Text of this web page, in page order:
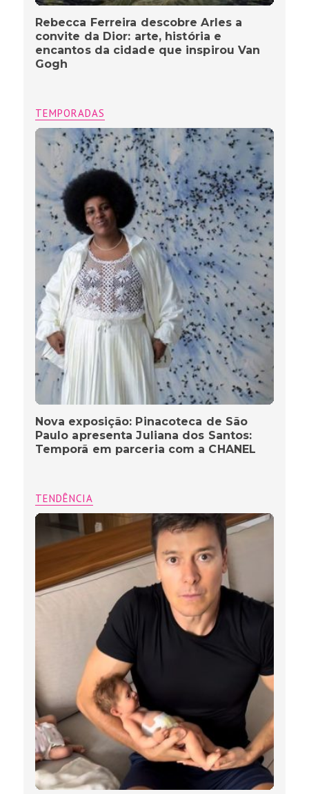
Rebecca Ferreira descobre Arles a
convite da Dior: arte, história e
encantos da cidade que inspirou Van
Gogh
TEMPORADAS
Nova exposição: Pinacoteca de São
Paulo apresenta Juliana dos Santos:
Temporã em parceria com a CHANEL
TENDÊNCIA